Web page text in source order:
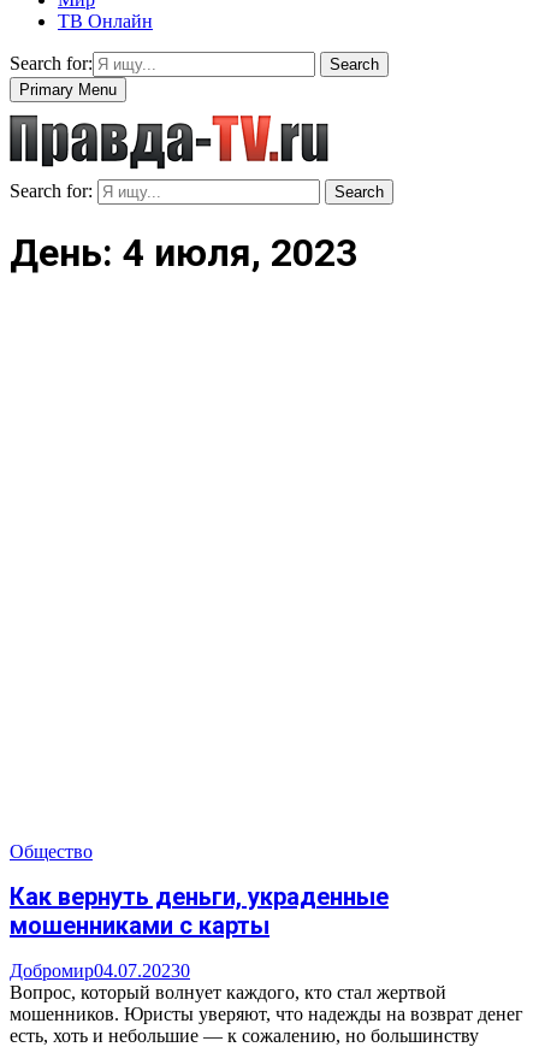
ТВ Онлайн
Search for:
Search
Primary Menu
Search for: Search
День: 4 июля, 2023
Общество
Как вернуть деньги, украденные
мошенниками с карты
Добромир04.07.20230
Вопрос, который волнует каждого, кто стал жертвой
мошенников. Юристы уверяют, что надежды на возврат денег
есть, хоть и небольшие — к сожалению, но большинству